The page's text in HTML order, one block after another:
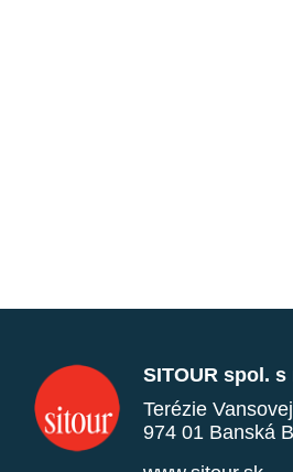
SITOUR spol. s
Terézie
974 01 Banská